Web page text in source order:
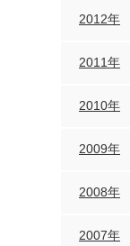
2012年
2011年
2010年
2009年
2008年
2007年